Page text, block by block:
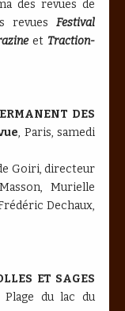
des revues de
revues Festival
et Traction-
DES
, Paris, samedi
Goiri, directeur
Murielle
Dechaux,
ET SAGES
Plage du lac du